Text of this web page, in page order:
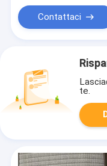
Contattaci
te.